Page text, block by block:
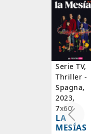
Serie TV,
Thriller -
Spagna,
2023,
7x60'
LA
MESÍAS